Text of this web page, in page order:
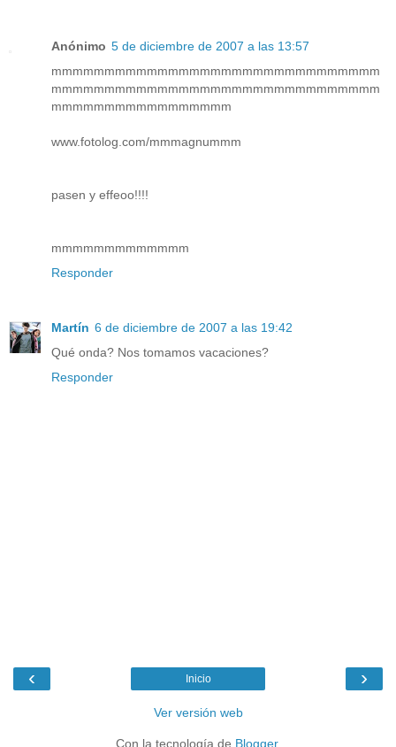
Anónimo 5 de diciembre de 2007 a las 13:57
mmmmmmmmmmmmmmmmmmmmmmmmmmmmmmm
mmmmmmmmmmmmmmmmmmmmmmmmmmmmmmm
mmmmmmmmmmmmmmmmm
www.fotolog.com/mmmagnummm
pasen y effeoo!!!!
mmmmmmmmmmmmm
Responder
Martín 6 de diciembre de 2007 a las 19:42
Qué onda? Nos tomamos vacaciones?
Responder
‹ ›
Inicio
Ver versión web
Con la tecnología de Blogger.